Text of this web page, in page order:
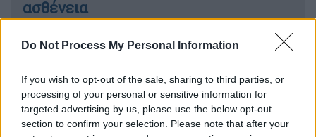
Do Not Process My Personal Information
If you wish to opt-out of the sale, sharing to third parties, or
processing of your personal or sensitive information for
targeted advertising by us, please use the below opt-out
section to confirm your selection. Please note that after your
ασθένεια
Η κλοπή και το φρικτό τέλος
Ο Γκούο άφησε τον Chutou στους γονείς του
για να κάνει ένα ταξίδι. Στις 11 Μαΐου,